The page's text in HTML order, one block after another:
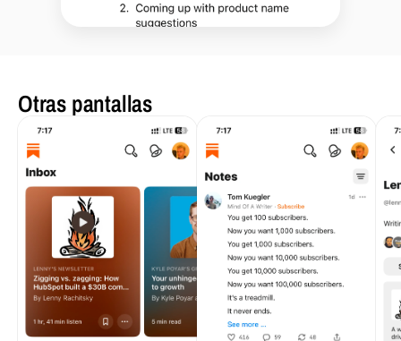
Otras pantallas